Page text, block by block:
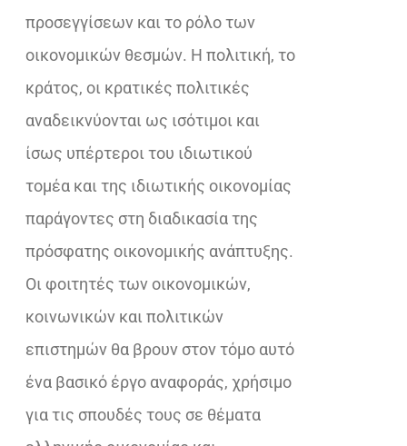
προσεγγίσεων και το ρόλο των
οικονομικών θεσμών. Η πολιτική, το
κράτος, οι κρατικές πολιτικές
αναδεικνύονται ως ισότιμοι και
ίσως υπέρτεροι του ιδιωτικού
τομέα και της ιδιωτικής οικονομίας
παράγοντες στη διαδικασία της
πρόσφατης οικονομικής ανάπτυξης.
Οι φοιτητές των οικονομικών,
κοινωνικών και πολιτικών
επιστημών θα βρουν στον τόμο αυτό
ένα βασικό έργο αναφοράς, χρήσιμο
για τις σπουδές τους σε θέματα